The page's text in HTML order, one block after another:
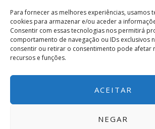
Para fornecer as melhores experiências, usamos
cookies para armazenar e/ou aceder a
Consentir com essas tecnologias nos permitirá
comportamento de navegação ou IDs exclusivos
consentir ou retirar o consentimento pode afetar
recursos e funções.
ACEITAR
NEGAR